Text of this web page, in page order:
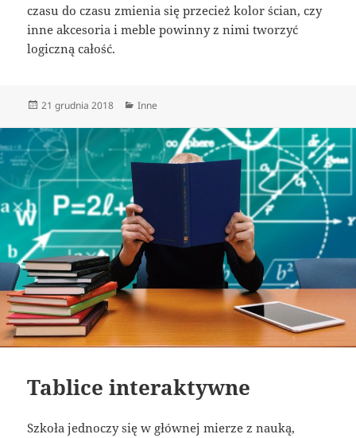
czasu do czasu zmienia się przecież kolor ścian, czy
inne akcesoria i meble powinny z nimi tworzyć
logiczną całość.
Data
21 grudnia 2018 Kategorie
Inne
Tablice interaktywne
Szkoła jednoczy się w głównej mierze z nauką,